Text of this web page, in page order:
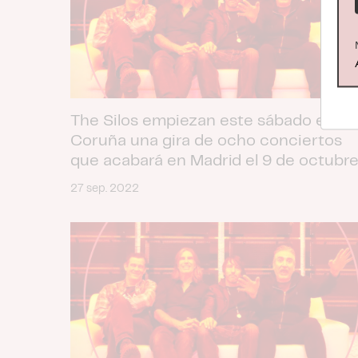
The Silos empiezan este sábado en A
Coruña una gira de ocho conciertos
que acabará en Madrid el 9 de octubre
27 sep. 2022